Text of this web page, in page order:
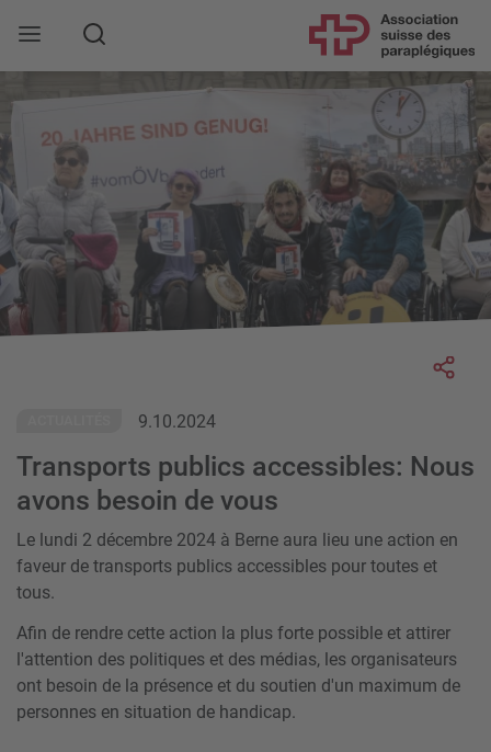
Rechercher
9.10.2024
Transports publics accessibles: Nous
avons besoin de vous
Le lundi 2 décembre 2024 à Berne aura lieu une action en
faveur de transports publics accessibles pour toutes et
tous.
Afin de rendre cette action la plus forte possible et attirer
l'attention des politiques et des médias, les organisateurs
ont besoin de la présence et du soutien d'un maximum de
personnes en situation de handicap.